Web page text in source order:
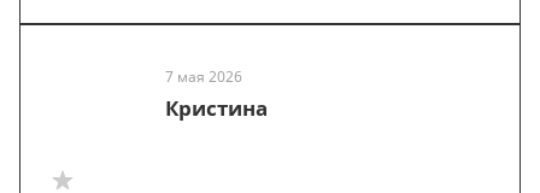
7 мая 2026
Кристина